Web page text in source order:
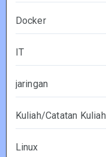
Docker
IT
jaringan
Kuliah/Catatan Kuliah
Linux